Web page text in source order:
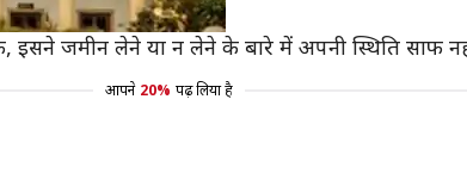
देने का निर्देश दिया था।
इसने जमीन लेने या न लेने के बारे में अपनी स्थिति साफ
आपने 20% पढ़ लिया है